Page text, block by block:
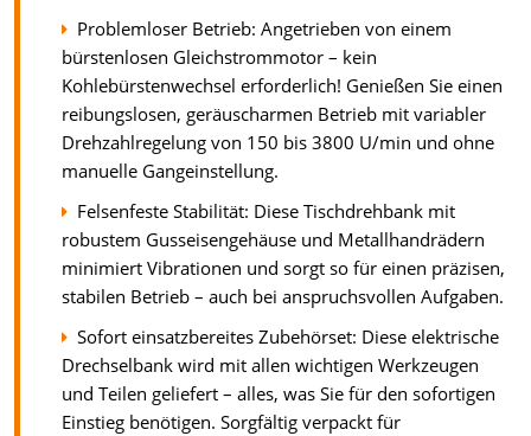
Problemloser Betrieb: Angetrieben von einem
bürstenlosen Gleichstrommotor – kein
Kohlebürstenwechsel erforderlich! Genießen Sie einen
reibungslosen, geräuscharmen Betrieb mit variabler
Drehzahlregelung von 150 bis 3800 U/min und ohne
manuelle Gangeinstellung.
Felsenfeste Stabilität: Diese Tischdrehbank mit
robustem Gusseisengehäuse und Metallhandrädern
minimiert Vibrationen und sorgt so für einen präzisen,
stabilen Betrieb – auch bei anspruchsvollen Aufgaben.
Sofort einsatzbereites Zubehörset: Diese elektrische
Drechselbank wird mit allen wichtigen Werkzeugen
und Teilen geliefert – alles, was Sie für den sofortigen
Einstieg benötigen. Sorgfältig verpackt für